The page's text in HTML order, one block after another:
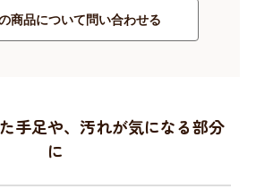
商品について問い合わせる
手足や、汚れが気になる部分
に